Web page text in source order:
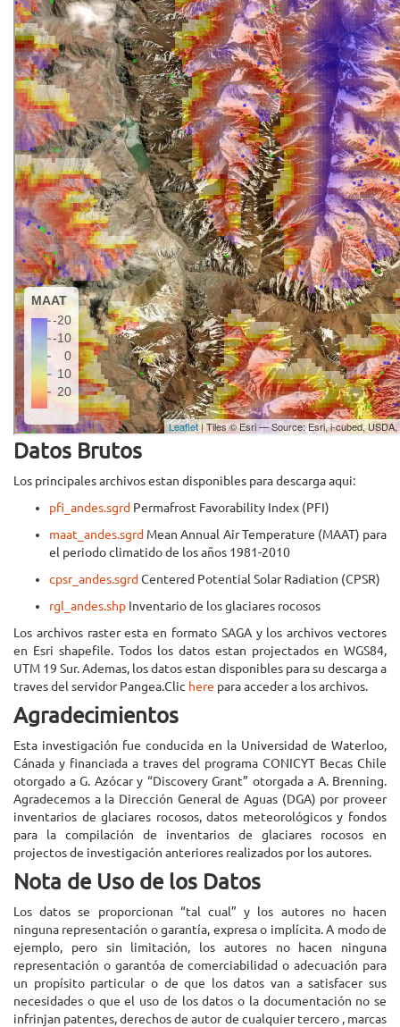
Datos Brutos
Los principales archivos estan disponibles para descarga aqui:
pfi_andes.sgrd Permafrost Favorability Index (PFI)
maat_andes.sgrd Mean Annual Air Temperature (MAAT) para
el periodo climatido de los años 1981-2010
cpsr_andes.sgrdCentered Potential Solar Radiation (CPSR)
rgl_andes.shp Inventario de los glaciares rocosos
Los archivos raster esta en formato SAGA y los archivos vectores
en Esri shapefile. Todos los datos estan projectados en WGS84,
UTM 19 Sur. Ademas, los datos estan disponibles para su descarga a
traves del servidor Pangea.Clic here para acceder a los archivos.
Agradecimientos
Esta investigación fue conducida en la Universidad de Waterloo,
Cánada y financiada a traves del programa CONICYT Becas Chile
otorgado a G. Azócar y “Discovery Grant” otorgada a A. Brenning.
Agradecemos a la Dirección General de Aguas (DGA) por proveer
inventarios de glaciares rocosos, datos meteorológicos y fondos
para la compilación de inventarios de glaciares rocosos en
projectos de investigación anteriores realizados por los autores.
Nota de Uso de los Datos
Los datos se proporcionan “tal cual” y los autores no hacen
ninguna representación o garantía, expresa o implícita. A modo de
ejemplo, pero sin limitación, los autores no hacen ninguna
representación o garantóa de comerciabilidad o adecuación para
un propísito particular o de que los datos van a satisfacer sus
necesidades o que el uso de los datos o la documentación no se
infrinjan patentes, derechos de autor de cualquier tercero , marcas